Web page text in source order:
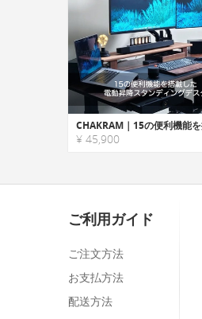
¥ 45,900
ご利用ガイド
ご注文方法
お支払方法
配送方法